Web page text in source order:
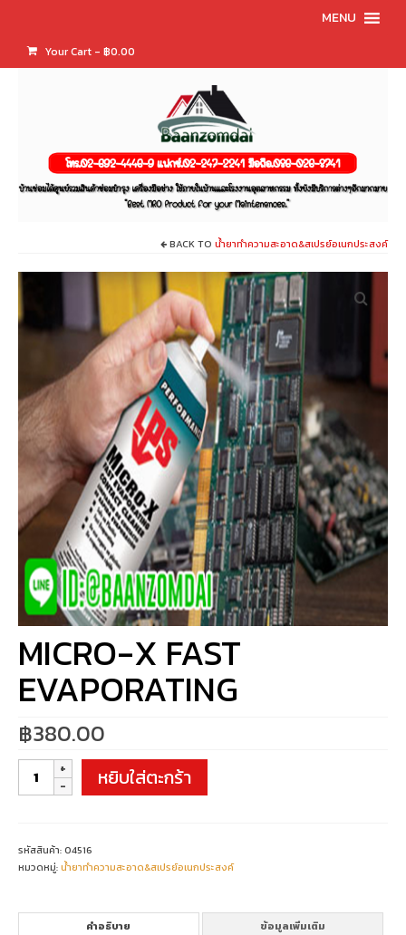
MENU
Your Cart - ฿0.00
BACK TO น้ำยาทำความสะอาด&สเปรย์อเนกประสงค์
MICRO-X FAST
EVAPORATING
฿380.00
จำนวน
MICRO-
X
ชิ้น
หยิบใส่ตะกร้า
รหัสสินค้า:04516
หมวดหมู่:น้ำยาทำความสะอาด&สเปรย์อเนกประสงค์
คำอธิบาย ข้อมูลเพิ่มเติม